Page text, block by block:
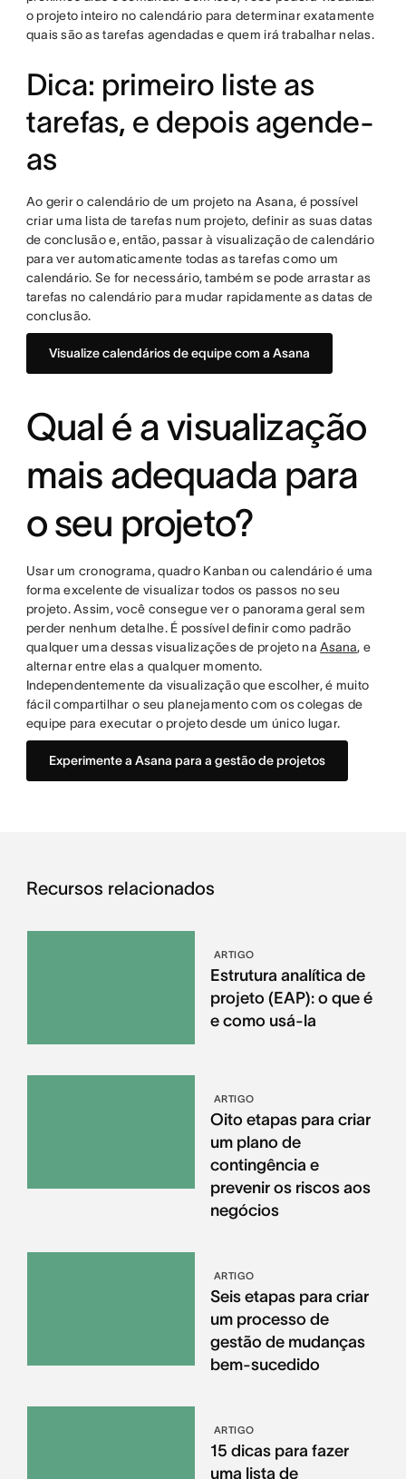
o projeto inteiro no calendário para determinar exatamente
quais são as tarefas agendadas e quem irá trabalhar nelas.
Dica: primeiro liste as
tarefas, e depois agende-
as
Ao gerir o calendário de um projeto na Asana, é possível
criar uma lista de tarefas num projeto, definir as suas datas
de conclusão e, então, passar à visualização de calendário
para ver automaticamente todas as tarefas como um
calendário. Se for necessário, também se pode arrastar as
tarefas no calendário para mudar rapidamente as datas de
conclusão.
Visualize calendários de equipe com a Asana
Qual é a visualização
mais adequada para
o seu projeto?
Usar um cronograma, quadro Kanban ou calendário é uma
forma excelente de visualizar todos os passos no seu
projeto. Assim, você consegue ver o panorama geral sem
perder nenhum detalhe. É possível definir como padrão
qualquer uma dessas visualizações de projeto naAsana, e
alternar entre elas a qualquer momento.
Independentemente da visualização que escolher, é muito
fácil compartilhar o seu planejamento com os colegas de
equipe para executar o projeto desde um único lugar.
Experimente a Asana para a gestão de projetos
Recursos relacionados
ARTIGO
Estrutura analítica de
projeto (EAP): o que é
e como usá-la
ARTIGO
Oito etapas para criar
um plano de
contingência e
prevenir os riscos aos
negócios
ARTIGO
Seis etapas para criar
um processo de
gestão de mudanças
bem-sucedido
ARTIGO
15 dicas para fazer
uma lista de